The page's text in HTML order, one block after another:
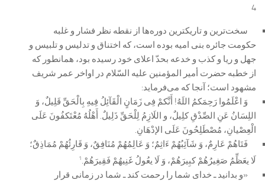
4
سخت‌ترین و تاریكترین دوره‌ها از نقطه نظر فشار و غلبه
حكومت جائره بنى امیه بوده است، كه اختناق و تدلیس و تلبیس و
جهل و ریا و كذب و خدعه بحدّ اعلاى خود رسیده بود، همانطور كه
از خطبه حضرت أمیر المؤمنین علیه السّلام در اواخر عمر شریف
مشهود است؛ آنجا كه مى‌فرماید:
وَ اعْلَمُوا رَحِمَکمُ اللَهُ! أَنَّکمْ فِى زَمَانٍ الْقَآئِلُ فِیهِ بِالْحَقِّ قَلِیلٌ، وَ
اللِسَانُ عَنِ الصِّدْقِ کلِیلٌ، و اللَازِمُ لِلْحَقِّ ذَلِیلٌ. أَهْلُهُ مُعْتَکفُونَ عَلَى
الْعِصْیانِ، مُصْطَلِحُونَ عَلَى الإدْهَانِ.
فَتَاهُمْ عَارِمٌ، وَ شَآئِبُهُمْ ءَاثِمٌ؛ وَ عَالِمُهُمْ مُنَافِقٌ، وَ قَارِئُهُمْ مُمَاذِقٌ؛
لَا یعَظِّمُ صَغِیرُهُمْ کبِیرَهُمْ، وَ لَا یعُولُ غَنِیهُمْ فَقِیرَهُمْ.1
«و بدانید ـ خداى شما را رحمت كند ـ شما در زمانى قرار